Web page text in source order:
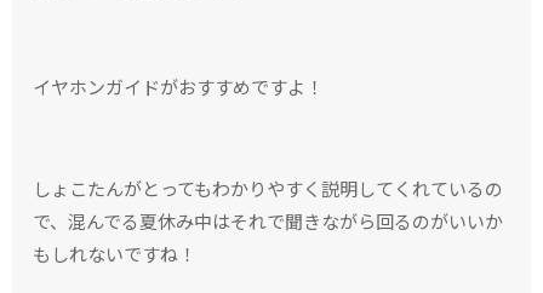
イヤホンガイドがおすすめですよ！
しょこたんがとってもわかりやすく説明してくれているの
で、混んでる夏休み中はそれで聞きながら回るのがいいか
もしれないですね！